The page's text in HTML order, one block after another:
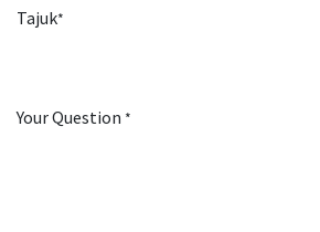
Tajuk*
Your Question *